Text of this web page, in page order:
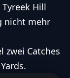
Hill
nicht mehr
zwei Catches